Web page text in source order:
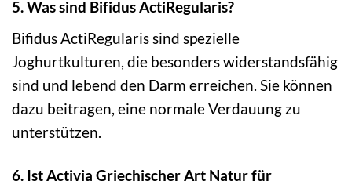
5. Was sind Bifidus ActiRegularis?
Bifidus ActiRegularis sind spezielle
Joghurtkulturen, die besonders widerstandsfähig
sind und lebend den Darm erreichen. Sie können
dazu beitragen, eine normale Verdauung zu
unterstützen.
6. Ist Activia Griechischer Art Natur für